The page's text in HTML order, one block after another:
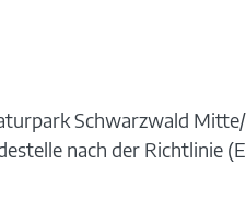
Schwarzwald
nach der Richtlinie